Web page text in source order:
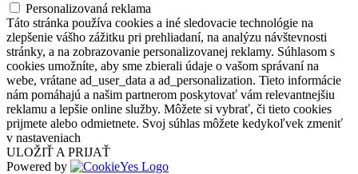
Personalizovaná reklama
Táto stránka používa cookies a iné sledovacie technológie na
zlepšenie vášho zážitku pri prehliadaní, na analýzu návštevnosti
stránky, a na zobrazovanie personalizovanej reklamy. Súhlasom s
cookies umožníte, aby sme zbierali údaje o vašom správaní na
webe, vrátane ad_user_data a ad_personalization. Tieto informácie
nám pomáhajú a našim partnerom poskytovať vám relevantnejšiu
reklamu a lepšie online služby. Môžete si vybrať, či tieto cookies
prijmete alebo odmietnete. Svoj súhlas môžete kedykoľvek zmeniť
v nastaveniach
ULOŽIŤ A PRIJAŤ
Powered by